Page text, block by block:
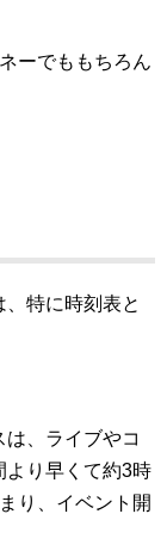
ーでももちろん
特に時刻表と
、ライブやコ
より早くて約3時
り、イベント開